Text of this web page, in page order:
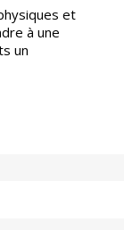
et
à une
un